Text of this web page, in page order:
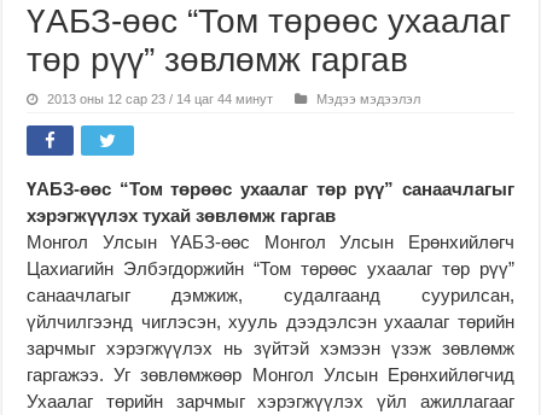
ҮАБЗ-өөс “Том төрөөс ухаалаг
төр рүү” зөвлөмж гаргав
2013 оны 12 сар 23 / 14 цаг 44 минут Мэдээ мэдээлэл
ҮАБЗ-өөс “Том төрөөс ухаалаг төр рүү” санаачлагыг
хэрэгжүүлэх тухай зөвлөмж гаргав
Монгол Улсын ҮАБЗ-өөс Монгол Улсын Ерөнхийлөгч
Цахиагийн Элбэгдоржийн “Том төрөөс ухаалаг төр рүү”
санаачлагыг дэмжиж, судалгаанд суурилсан,
үйлчилгээнд чиглэсэн, хууль дээдэлсэн ухаалаг төрийн
зарчмыг хэрэгжүүлэх нь зүйтэй хэмээн үзэж зөвлөмж
гаргажээ. Уг зөвлөмжөөр Монгол Улсын Ерөнхийлөгчид
Ухаалаг төрийн зарчмыг хэрэгжүүлэх үйл ажиллагааг